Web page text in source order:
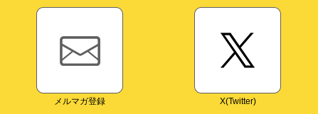
メルマガ登録 X(Twitter)